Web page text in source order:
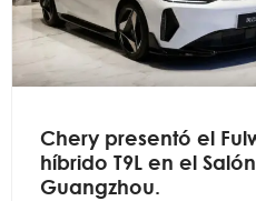
Chery presentó el
híbrido T9L en el
Guangzhou.